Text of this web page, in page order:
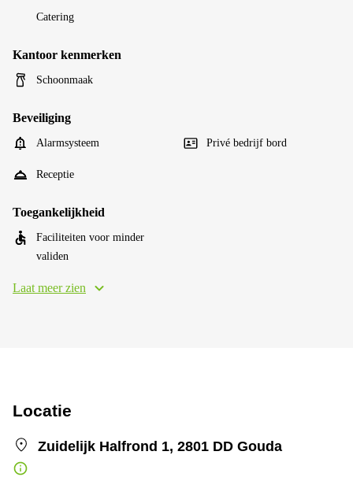
Catering
Kantoor kenmerken
Schoonmaak
Beveiliging
Alarmsysteem Privé bedrijf bord
Receptie
Toegankelijkheid
Faciliteiten voor minder
validen
Laat meer zien
Locatie
Zuidelijk Halfrond 1, 2801 DD Gouda